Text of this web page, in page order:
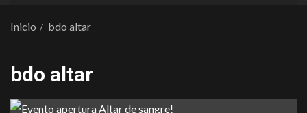
Inicio bdo altar
bdo altar